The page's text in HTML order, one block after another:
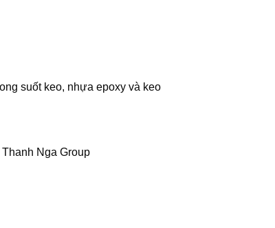
suốt keo, nhựa epoxy và keo
Nga Group